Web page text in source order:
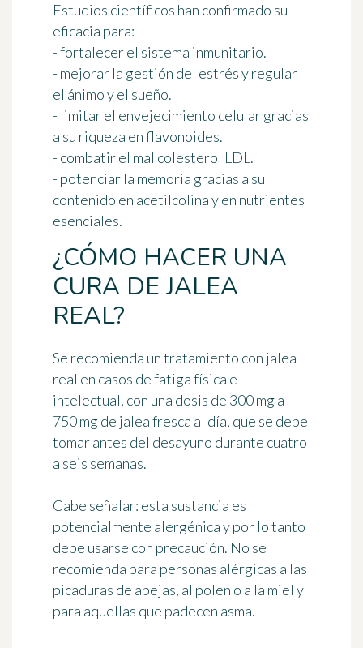
Estudios científicos han confirmado su
eficacia para:
- fortalecer el sistema inmunitario.
- mejorar la gestión del estrés y regular
el ánimo y el sueño.
- limitar el envejecimiento celular gracias
a su riqueza en flavonoides.
- combatir el mal colesterol LDL.
- potenciar la memoria gracias a su
contenido en acetilcolina y en nutrientes
esenciales.
¿CÓMO HACER UNA
CURA DE JALEA
REAL?
Se recomienda un tratamiento con jalea
real en casos de fatiga física e
intelectual, con una dosis de 300 mg a
750 mg de jalea fresca al día, que se debe
tomar antes del desayuno durante cuatro
a seis semanas.
Cabe señalar: esta sustancia es
potencialmente alergénica y por lo tanto
debe usarse con precaución. No se
recomienda para personas alérgicas a las
picaduras de abejas, al polen o a la miel y
para aquellas que padecen asma.